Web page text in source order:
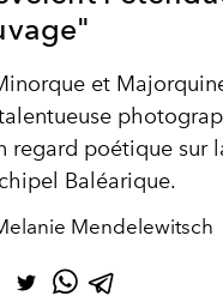
et
regard poétique sur
Baléarique.
Mendelewitsch